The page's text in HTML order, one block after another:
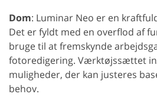
Dom: Luminar Neo er en
Det er fyldt med en overflod af
bruge til at fremskynde
fotoredigering. Værktøjssættet
muligheder, der kan justeres
behov.